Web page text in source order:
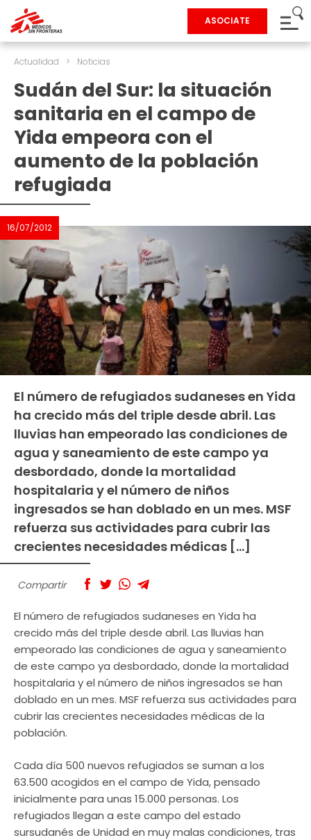
ASOCIATE
Actualidad > Noticias
Sudán del Sur: la situación
sanitaria en el campo de
Yida empeora con el
aumento de la población
refugiada
16/07/2012
El número de refugiados sudaneses en Yida
ha crecido más del triple desde abril. Las
lluvias han empeorado las condiciones de
agua y saneamiento de este campo ya
desbordado, donde la mortalidad
hospitalaria y el número de niños
ingresados se han doblado en un mes. MSF
refuerza sus actividades para cubrir las
crecientes necesidades médicas […]
Compartir
El número de refugiados sudaneses en Yida ha
crecido más del triple desde abril. Las lluvias han
empeorado las condiciones de agua y saneamiento
de este campo ya desbordado, donde la mortalidad
hospitalaria y el número de niños ingresados se han
doblado en un mes. MSF refuerza sus actividades para
cubrir las crecientes necesidades médicas de la
población.
Cada día 500 nuevos refugiados se suman a los
63.500 acogidos en el campo de Yida, pensado
inicialmente para unas 15.000 personas. Los
refugiados llegan a este campo del estado
sursudanés de Unidad en muy malas condiciones, tras